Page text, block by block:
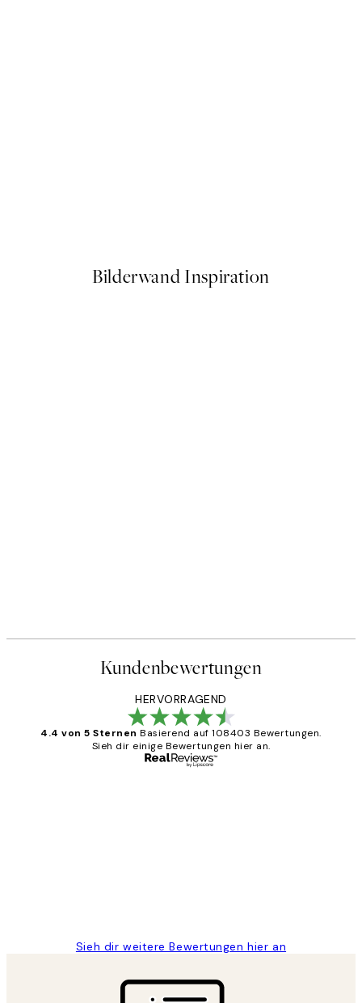
Bilderwand Inspiration
Kundenbewertungen
HERVORRAGEND
4.4 von 5 Sternen Basierend auf 108403 Bewertungen.
Sieh dir einige Bewertungen hier an.
Sieh dir weitere Bewertungen hier an